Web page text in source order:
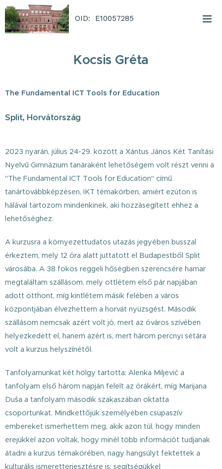
OID: E10057285
Kocsis Gréta
The Fundamental ICT Tools for Education
Split, Horvátország
2023 nyarán, július 24-29. között a Xántus János Két Tanítási
Nyelvű Gimnázium tanáraként lehetőségem volt részt venni a
"The Fundamental ICT Tools for Education" című
tanártovábbképzésen, IKT témakörben, amiért ezúton is
hálával tartozom mindenkinek, aki hozzásegített ehhez a
lehetőséghez.
A kurzusra a környezettudatos utazás jegyében busszal
érkeztem, mely 12 óra alatt juttatott el Budapestből Split
városába. A 38 fokos reggeli hőségben szerencsére hamar
megtaláltam szállásom, mely ottlétem első pár napjában
adott otthont, míg kintlétem másik felében a város
központjában élvezhettem a horvát nyüzsgést. Második
szállásom nemcsak azért volt jó, mert az óváros szívében
helyezkedett el, hanem azért is, mert három percnyi sétára
volt a kurzus helyszínétől.
Tanfolyamunkat két hölgy tartotta: Alenka Miljević a
tanfolyam első három napján felelt az órákért, míg Marijana
Duša a tanfolyam második szakaszában oktatta
csoportunkat. Mindkettőjük személyében csupaszív
embereket ismerhettem meg, akik azon túl, hogy minden
erejükkel azon voltak, hogy minél több információt tudjanak
átadni a kurzus témakörében, nagy hangsúlyt fektettek a
kulturális ismeretterjesztésre is: segítségükkel